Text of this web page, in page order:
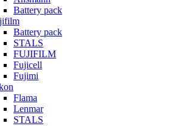
Battery pack
Battery pack
STALS
FUJIFILM
Fujicell
Fujimi
Flama
Lenmar
STALS